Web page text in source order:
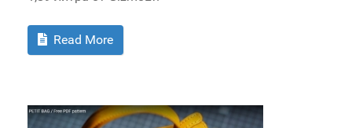
Read More